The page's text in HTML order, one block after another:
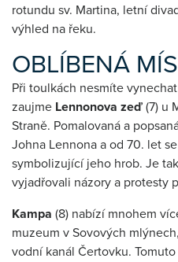
rotundu sv. Martina, letní
výhled na řeku.
OBLÍBENÁ
Při toulkách nesmíte
zaujme Lennonova zeď (7) u
Straně. Pomalovaná a
Johna Lennona a od 70. let
symbolizující jeho hrob. Je
vyjadřovali názory a protesty
Kampa (8) nabízí mnohem
muzeum v Sovových
vodní kanál Čertovku.